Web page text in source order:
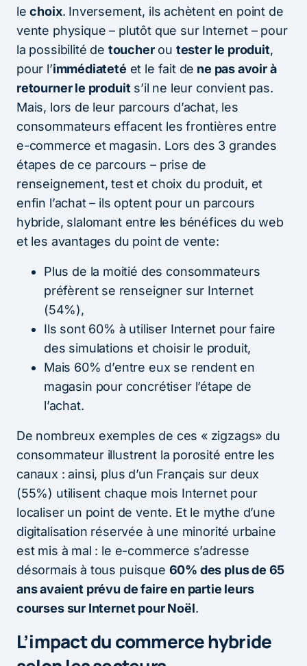
lechoix. Inversement, ils achètent en point de
vente physique – plutôt que sur Internet – pour
la possibilité de toucherou tester le produit,
pour l’immédiateté et le fait de ne pas avoir à
retourner le produit s’il ne leur convient pas.
Mais, lors de leur parcours d’achat, les
consommateurs effacent les frontières entre
e-commerce et magasin. Lors des 3 grandes
étapes de ce parcours – prise de
renseignement, test et choix du produit, et
enfin l’achat – ils optent pour un parcours
hybride, slalomant entre les bénéfices du web
et les avantages du point de vente:
Plus de la moitié des consommateurs
préfèrent se renseigner sur Internet
(54%),
Ils sont 60% à utiliser Internet pour faire
des simulations et choisir le produit,
Mais 60% d’entre eux se rendent en
magasin pour concrétiser l’étape de
l’achat.
De nombreux exemples de ces « zigzags» du
consommateur illustrent la porosité entre les
canaux : ainsi, plus d’un Français sur deux
(55%) utilisent chaque mois Internet pour
localiser un point de vente. Et le mythe d’une
digitalisation réservée à une minorité urbaine
est mis à mal : le e-commerce s’adresse
désormais à tous puisque 60% des plus de 65
ans avaient prévu de faire en partie leurs
courses sur Internet pour Noël.
L’impact du commerce hybride